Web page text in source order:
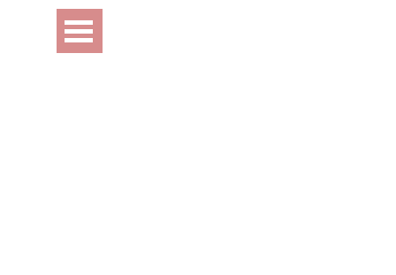
Перейти к контенту
Пропустить меню